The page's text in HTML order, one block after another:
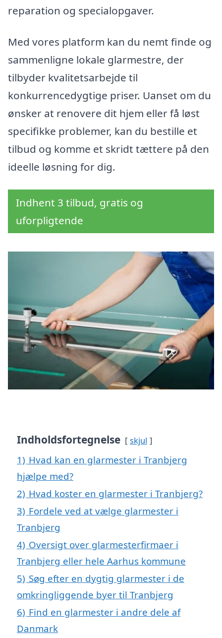
reparation og specialopgaver.
Med vores platform kan du nemt finde og
sammenligne lokale glarmestre, der
tilbyder kvalitetsarbejde til
konkurrencedygtige priser. Uanset om du
ønsker at renovere dit hjem eller få løst
specifikke problemer, kan du bestille et
tilbud og komme et skridt tættere på den
ideelle løsning for dig.
Indhent 3 tilbud, gratis og
uforpligtende
Indholdsfortegnelse skjul
1) Hvad kan en glarmester i Tranbjerg
hjælpe med?
2) Hvad koster en glarmester i Tranbjerg?
3) Fordele ved at vælge glarmester i
Tranbjerg
4) Oversigt over glarmesterfirmaer i
Tranbjerg eller hele Aarhus kommune
5) Søg efter en dygtig glarmester i de
omkringliggende byer til Tranbjerg
6) Find en glarmester i andre dele af
Danmark